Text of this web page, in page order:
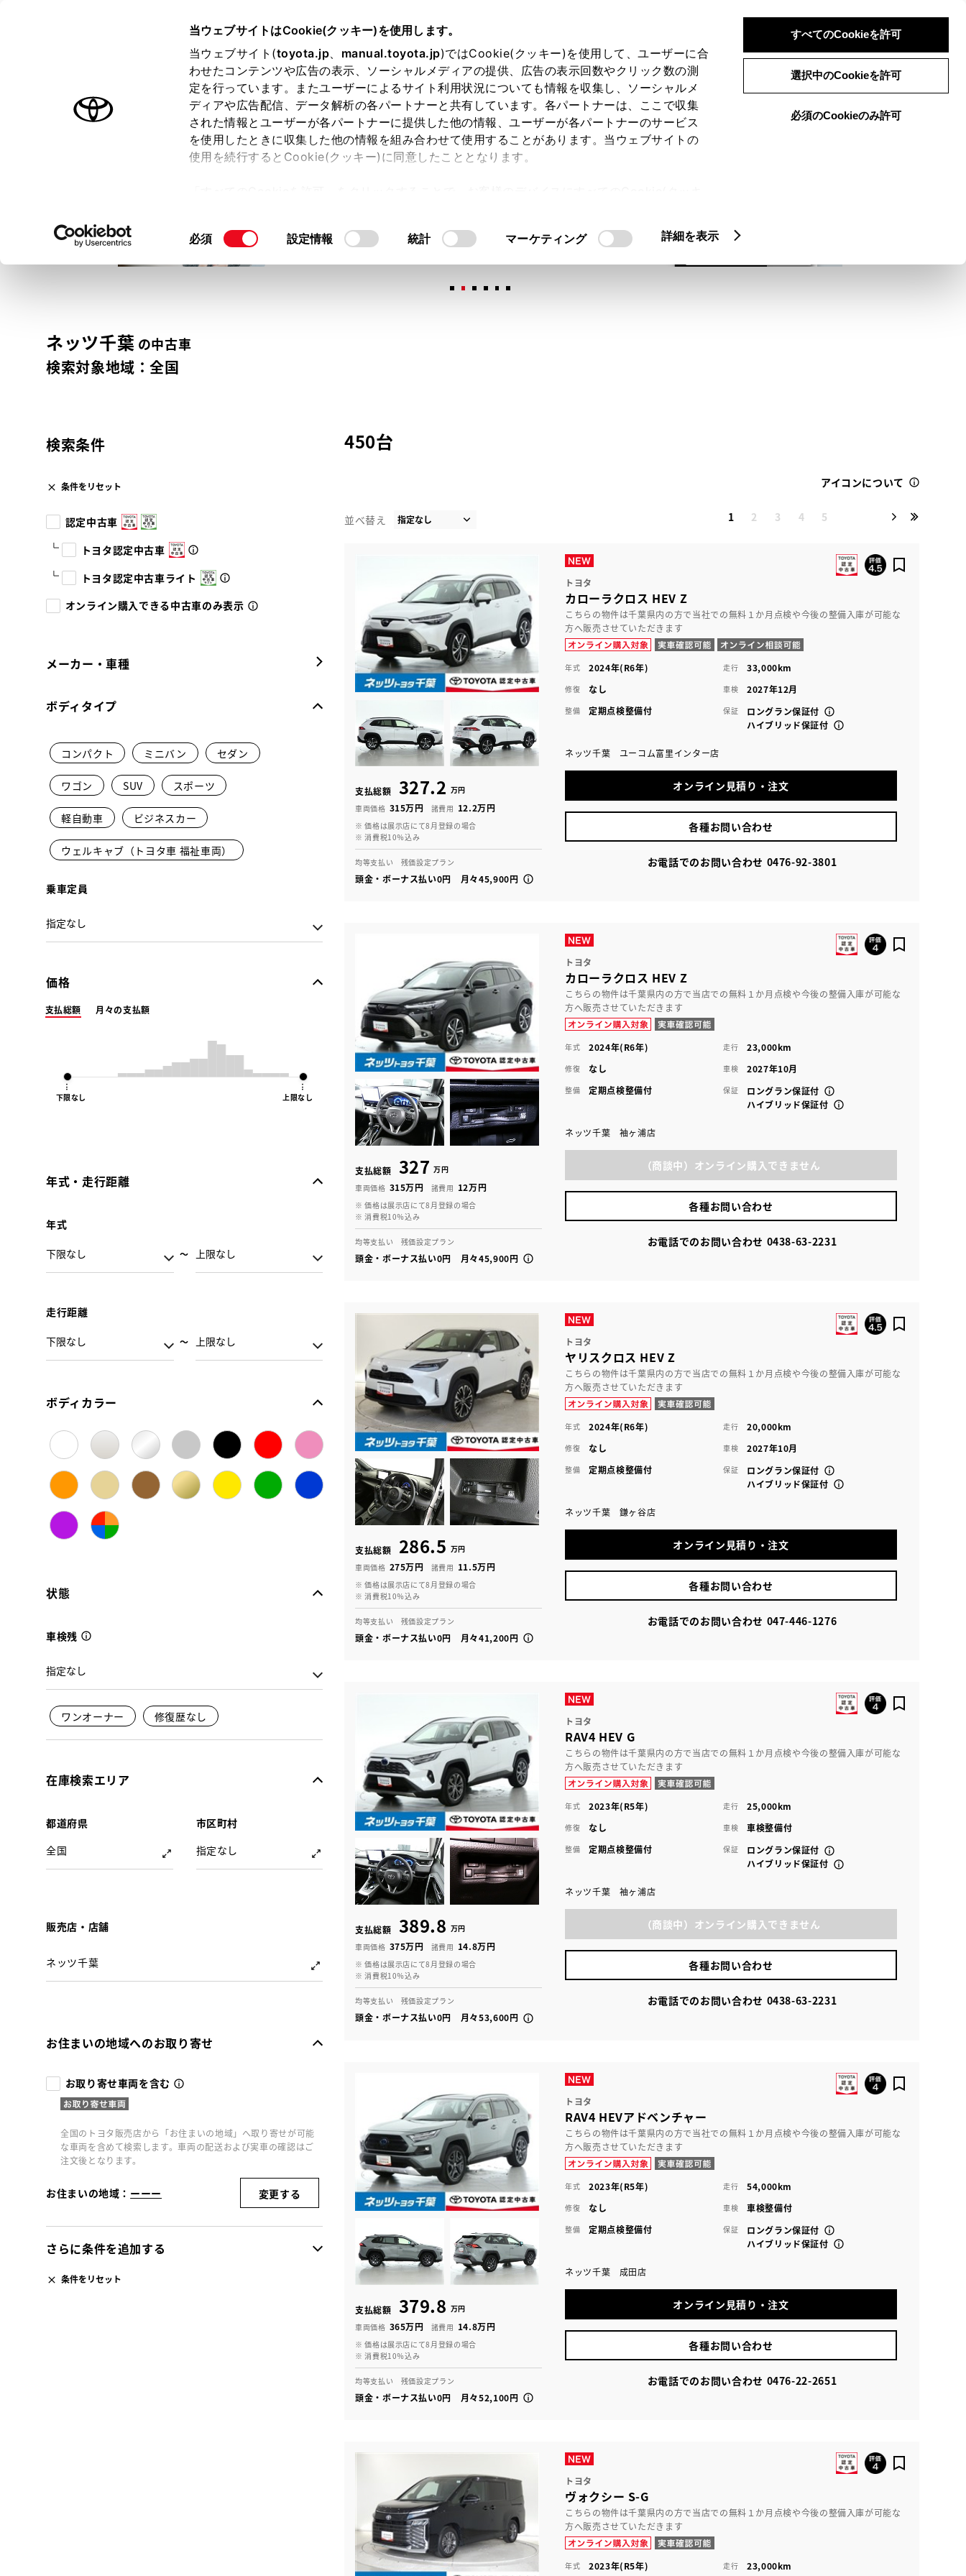
当ウェブサイトはCookie(クッキー)を使用します。
当ウェブサイト(toyota.jp、 manual.toyota.jp)ではCookie(クッキー)を使用して、ユーザーに合
わせたコンテンツや広告の表示、ソーシャルメディアの提供、広告の表示回数やクリック数の測
定を行っています。またユーザーによるサイト利用状況についても情報を収集し、ソーシャルメ
ディアや広告配信、データ解析の各パートナーと共有しています。各パートナーは、ここで収集
された情報とユーザーが各パートナーに提供した他の情報、ユーザーが各パートナーのサービス
を使用したときに収集した他の情報を組み合わせて使用することがあります。当ウェブサイトの
使用を続行するとCookie(クッキー)に同意したこととなります。
て」をご覧ください。
同
必須 設定情報 統計 マーケティング 詳細を表示
すべてのCookieを許可
選択中のCookieを許可
必須のCookieのみ許可
ログイン 検索 メニュー
オーナーサポート トピックス
トヨタ認定中古車 メニュー
トヨタ認定中古車の魅力 3つの買い方 オンライン購入お気に入り 保存した見積り
ネッツ千葉 の中古車
検索対象地域：全国
検索条件
条件をリセット
認定中古車
トヨタ認定中古車
トヨタ認定中古車ライト
オンライン購入できる中古車のみ表示
メーカー・車種
ボディタイプ
コンパクト ミニバン セダン
ワゴン SUV スポーツ
軽自動車 ビジネスカー
ウェルキャブ（トヨタ車 福祉車両）
乗車定員
価格
支払総額 月々の支払額
下限なし 上限なし
年式・走行距離
年式
走行距離
ボディカラー
状態
車検残
ワンオーナー 修復歴なし
在庫検索エリア
都道府県
全国
市区町村
指定なし
販売店・店舗
ネッツ千葉
お住まいの地域へのお取り寄せ
お取り寄せ車両を含む
全国のトヨタ販売店から「お住まいの地域」へ取り寄せが可能
な車両を含めて検索します。車両の配送および実車の確認はご
注文後となります。
お住まいの地域： ーーー 変更する
さらに条件を追加する
条件をリセット
450台
アイコンについて
並べ替え 1 2 3 4 5
支払総額 327.2 万円
車両価格 315万円 諸費用 12.2万円
※ 価格は展示店にて8月登録の場合
※ 消費税10％込み
均等支払い 残価設定プラン
頭金・ボーナス払い0円 月々45,900円
トヨタ
カローラクロス HEV Z
こちらの物件は千葉県内の方で当社での無料１か月点検や今後の整備入庫が可能な
方へ販売させていただきます
年式 2024年(R6年) 走行 33,000km
修復 なし 車検 2027年12月
整備 定期点検整備付 保証
ロングラン保証付
ハイブリッド保証付
ネッツ千葉 ユーコム富里インター店
オンライン見積り・注文
各種お問い合わせ
お電話でのお問い合わせ 0476-92-3801
支払総額 327 万円
車両価格 315万円 諸費用 12万円
※ 価格は展示店にて8月登録の場合
※ 消費税10％込み
均等支払い 残価設定プラン
頭金・ボーナス払い0円 月々45,900円
トヨタ
カローラクロス HEV Z
こちらの物件は千葉県内の方で当店での無料１か月点検や今後の整備入庫が可能な
方へ販売させていただきます
年式 2024年(R6年) 走行 23,000km
修復 なし 車検 2027年10月
整備 定期点検整備付 保証
ロングラン保証付
ハイブリッド保証付
ネッツ千葉 袖ヶ浦店
（商談中）オンライン購入できません
各種お問い合わせ
お電話でのお問い合わせ 0438-63-2231
支払総額 286.5 万円
車両価格 275万円 諸費用 11.5万円
※ 価格は展示店にて8月登録の場合
※ 消費税10％込み
均等支払い 残価設定プラン
頭金・ボーナス払い0円 月々41,200円
トヨタ
ヤリスクロス HEV Z
こちらの物件は千葉県内の方で当店での無料１か月点検や今後の整備入庫が可能な
方へ販売させていただきます
年式 2024年(R6年) 走行 20,000km
修復 なし 車検 2027年10月
整備 定期点検整備付 保証
ロングラン保証付
ハイブリッド保証付
ネッツ千葉 鎌ヶ谷店
オンライン見積り・注文
各種お問い合わせ
お電話でのお問い合わせ 047-446-1276
支払総額 389.8 万円
車両価格 375万円 諸費用 14.8万円
※ 価格は展示店にて8月登録の場合
※ 消費税10％込み
均等支払い 残価設定プラン
頭金・ボーナス払い0円 月々53,600円
トヨタ
RAV4 HEV G
こちらの物件は千葉県内の方で当店での無料１か月点検や今後の整備入庫が可能な
方へ販売させていただきます
年式 2023年(R5年) 走行 25,000km
修復 なし 車検 車検整備付
整備 定期点検整備付 保証
ロングラン保証付
ハイブリッド保証付
ネッツ千葉 袖ヶ浦店
（商談中）オンライン購入できません
各種お問い合わせ
お電話でのお問い合わせ 0438-63-2231
支払総額 379.8 万円
車両価格 365万円 諸費用 14.8万円
※ 価格は展示店にて8月登録の場合
※ 消費税10％込み
均等支払い 残価設定プラン
頭金・ボーナス払い0円 月々52,100円
トヨタ
RAV4 HEVアドベンチャー
こちらの物件は千葉県内の方で当社での無料１か月点検や今後の整備入庫が可能な
方へ販売させていただきます
年式 2023年(R5年) 走行 54,000km
修復 なし 車検 車検整備付
整備 定期点検整備付 保証
ロングラン保証付
ハイブリッド保証付
ネッツ千葉 成田店
オンライン見積り・注文
各種お問い合わせ
お電話でのお問い合わせ 0476-22-2651
トヨタ
ヴォクシー S-G
こちらの物件は千葉県内の方で当店での無料１か月点検や今後の整備入庫が可能な
方へ販売させていただきます
年式 2023年(R5年) 走行 23,000km